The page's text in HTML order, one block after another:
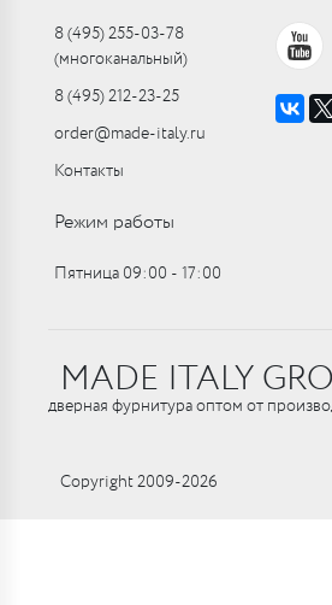
8 (495) 255-03-78
(многоканальный)
8 (495) 212-23-25
order@made-italy.ru
Контакты
Режим работы
Пятница 09:00 ‑ 17:00
MADE ITALY
дверная фурнитура оптом от
Copyright 2009-2026